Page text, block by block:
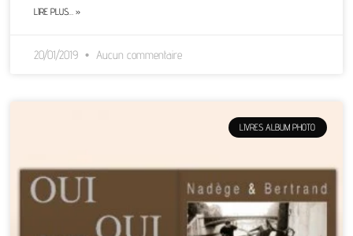
LIRE PLUS… »
20/01/2019 Aucun commentaire
LIVRES ALBUM PHOTO